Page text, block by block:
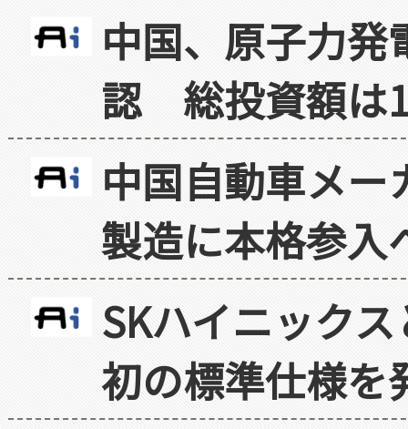
中国、原子力
認 総投資額は
中国自動車メ
製造に本格参入
SKハイニック
初の標準仕様を